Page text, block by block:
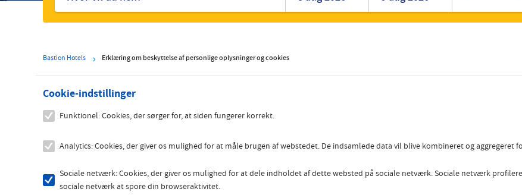
Romanian Turkish
Bastion Hotels Erklæring om beskyttelse af personlige oplysninger og cookies
Cookie-indstillinger
Funktionel: Cookies, der sørger for, at siden fungerer korrekt.
Analytics: Cookies, der giver os mulighed for at måle brugen af webstedet. De indsamlede data vil blive kombineret og aggregeret
Sociale netværk: Cookies, der giver os mulighed for at dele indholdet af dette websted på sociale netværk. Sociale netværk
sociale netværk at spore din browseraktivitet.